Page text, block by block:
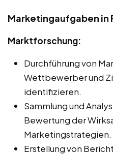
Marketingaufgaben in
Marktforschung:
Durchführung von
Wettbewerber und
identifizieren.
Sammlung und
Bewertung der
Marketingstrategien.
Erstellung von